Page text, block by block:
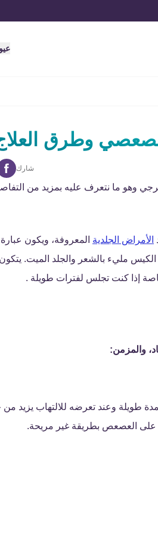
وطرق
شارك
وهو ما نتعرف عليه بمزيد من
الأمراض الجلدية المعروفة، ويكون
مليء بالشعر والجلد الميت.
إذا كنت تجلس لفترات طويلة .
والمزمن:
طويلة وعند تعرضه للالتهاب يزيد
العصعص بطريقة غير مريحة.